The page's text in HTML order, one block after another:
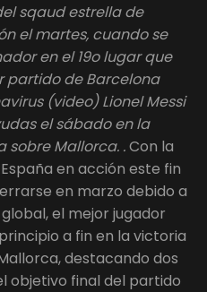
sqaud estrella de
el martes, cuando se
en el 19o lugar que
partido de Barcelona
(video) Lionel Messi
el sábado en la
sobre Mallorca. .Con la
en acción este fin
en marzo debido a
el mejor jugador
a fin en la victoria
destacando dos
objetivo final del partido